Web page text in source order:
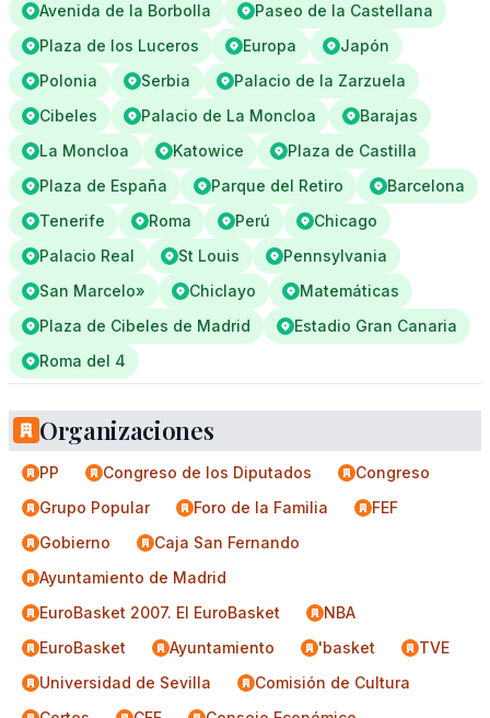
Avenida de la Borbolla
Paseo de la Castellana
Plaza de los Luceros
Europa
Japón
Polonia
Serbia
Palacio de la Zarzuela
Cibeles
Palacio de La Moncloa
Barajas
La Moncloa
Katowice
Plaza de Castilla
Plaza de España
Parque del Retiro
Barcelona
Tenerife
Roma Perú
Chicago
Palacio Real
St Louis
Pennsylvania
San Marcelo»
Chiclayo
Matemáticas
Plaza de Cibeles de Madrid
Estadio Gran Canaria
Roma del 4
Organizaciones
PP Congreso de los Diputados
Congreso
Grupo Popular
Foro de la Familia
FEF
Gobierno
Caja San Fernando
Ayuntamiento de Madrid
EuroBasket 2007. El EuroBasket
NBA
EuroBasket
Ayuntamiento 'basket
TVE
Universidad de Sevilla
Comisión de Cultura